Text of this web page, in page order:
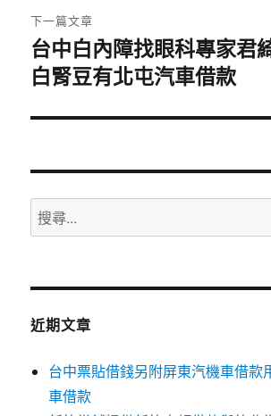
章:
下一篇文章
下
一
文
台中白內障找眼科專家君
白腎豆有北屯汽車借款
搜
尋
鍵
近期文章
台中票貼借錢另附屏東汽機車借款
車借款